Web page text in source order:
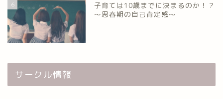
6
子育ては10歳までに決まるのか！？
～思春期の自己肯定感～
サークル情報